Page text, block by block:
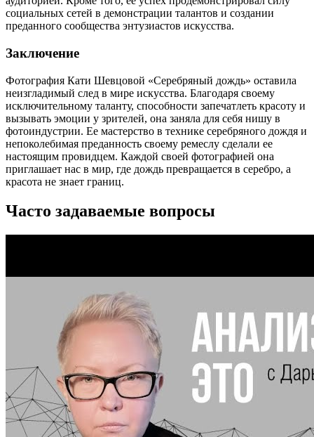
социальных сетей в демонстрации талантов и создании
преданного сообщества энтузиастов искусства.
Заключение
Фотография Кати Шевцовой «Серебряный дождь» оставила
неизгладимый след в мире искусства. Благодаря своему
исключительному таланту, способности запечатлеть красоту и
вызывать эмоции у зрителей, она заняла для себя нишу в
фотоиндустрии. Ее мастерство в технике серебряного дождя и
непоколебимая преданность своему ремеслу сделали ее
настоящим провидцем. Каждой своей фотографией она
приглашает нас в мир, где дождь превращается в серебро, а
красота не знает границ.
Часто задаваемые вопросы